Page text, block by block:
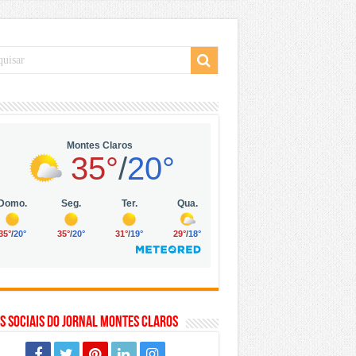
mil no digital
eólica e hidrogênio verde
Sociais do Jornal Montes Claros